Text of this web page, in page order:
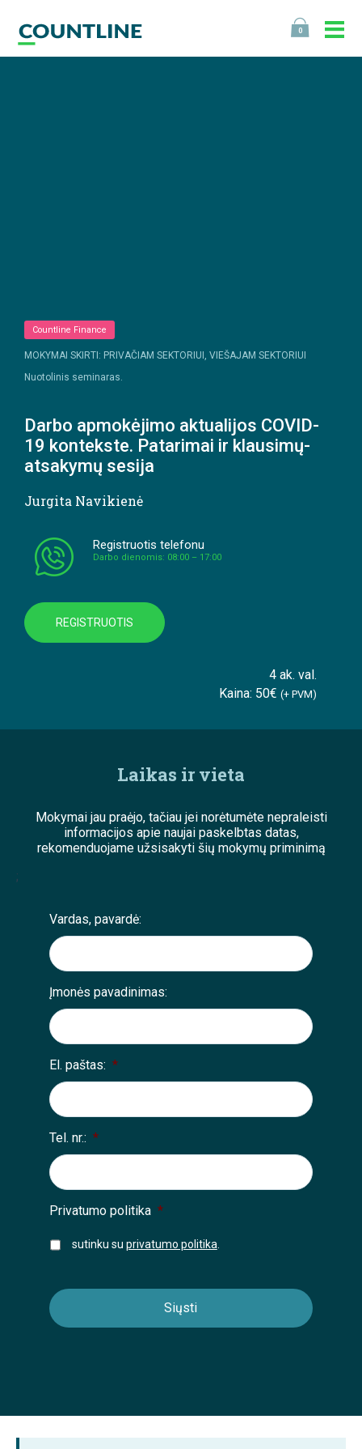
0
Countline Finance
MOKYMAI SKIRTI: PRIVAČIAM SEKTORIUI, VIEŠAJAM SEKTORIUI
Nuotolinis seminaras.
Darbo apmokėjimo aktualijos COVID-
19 kontekste. Patarimai ir klausimų-
atsakymų sesija
Jurgita Navikienė
Registruotis telefonu
Darbo dienomis: 08:00 – 17:00
REGISTRUOTIS
4 ak. val.
Kaina: 50€ (+ PVM)
Laikas ir vieta
Mokymai jau praėjo, tačiau jei norėtumėte nepraleisti
informacijos apie naujai paskelbtas datas,
rekomenduojame užsisakyti šių mokymų priminimą
;
Vardas, pavardė:
Įmonės pavadinimas:
El. paštas: *
Tel. nr.: *
Privatumo politika *
sutinku su privatumo politika